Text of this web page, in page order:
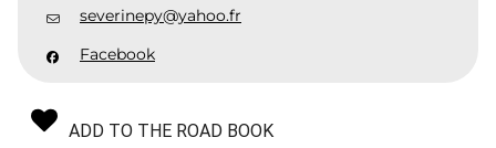
severinepy@yahoo.fr
Facebook
ADD TO THE ROAD BOOK